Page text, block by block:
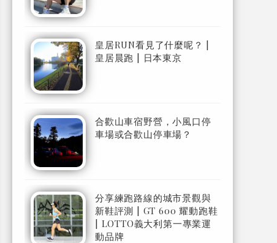
皇居RUN看見了什麼呢？ |
皇居晨跑 | 日本東京
合歡山車宿野營，小風口停
車場或合歡山停車場？
分享練跑路線的城市景觀與
新鞋評測 | GT 600 耀動跑鞋
| LOTTO義大利第一專業運
動品牌